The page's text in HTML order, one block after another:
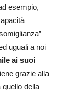
esempio,
uguali a noi
ai suoi
grazie alla
della